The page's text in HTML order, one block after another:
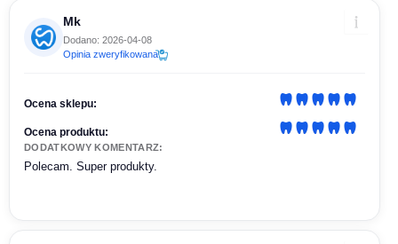
Mk
Dodano: 2026-04-08
Opinia zweryfikowana
Ocena sklepu:
Ocena produktu:
DODATKOWY KOMENTARZ:
Polecam. Super produkty.